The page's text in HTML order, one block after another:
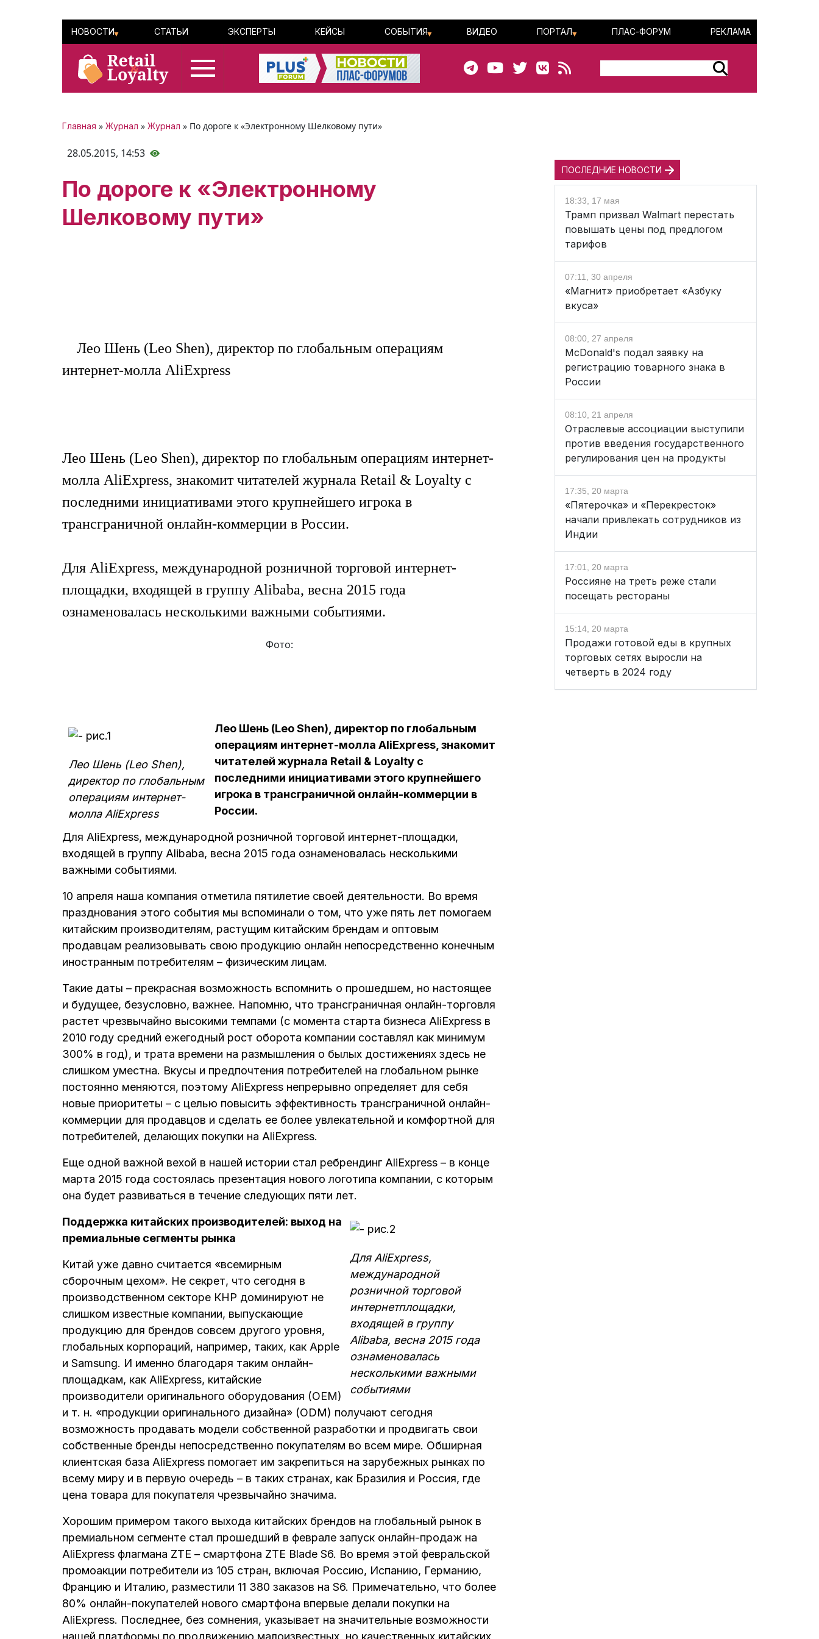
НОВОСТИ СТАТЬИ ЭКСПЕРТЫ КЕЙСЫ СОБЫТИЯ ВИДЕО ПОРТАЛ ПЛАС-ФОРУМ РЕКЛАМА
Главная » Журнал » Журнал » По дороге к «Электронному Шелковому пути»
28.05.2015, 14:53
По дороге к «Электронному
Шелковому пути»
Лео Шень (Leo Shen), директор по глобальным операциям
интернет-молла AliExpress
Лео Шень (Leo Shen), директор по глобальным операциям интернет-
молла AliExpress, знакомит читателей журнала Retail & Loyalty с
последними инициативами этого крупнейшего игрока в
трансграничной онлайн-коммерции в России.
Для AliExpress, международной розничной торговой интернет-
площадки, входящей в группу Alibaba, весна 2015 года
ознаменовалась несколькими важными событиями.
Фото:
Лео Шень (Leo Shen),
директор по глобальным
операциям интернет-
молла AliExpress
Лео Шень (Leo Shen), директор по глобальным
операциям интернет-молла AliExpress, знакомит
читателей журнала Retail & Loyalty с
последними инициативами этого крупнейшего
игрока в трансграничной онлайн-коммерции в
России.
Для AliExpress, международной розничной торговой интернет-площадки,
входящей в группу Alibaba, весна 2015 года ознаменовалась несколькими
важными событиями.
10 апреля наша компания отметила пятилетие своей деятельности. Во время
празднования этого события мы вспоминали о том, что уже пять лет помогаем
китайским производителям, растущим китайским брендам и оптовым
продавцам реализовывать свою продукцию онлайн непосредственно конечным
иностранным потребителям – физическим лицам.
Такие даты – прекрасная возможность вспомнить о прошедшем, но настоящее
и будущее, безусловно, важнее. Напомню, что трансграничная онлайн-торговля
растет чрезвычайно высокими темпами (с момента старта бизнеса AliExpress в
2010 году средний ежегодный рост оборота компании составлял как минимум
300% в год), и трата времени на размышления о былых достижениях здесь не
слишком уместна. Вкусы и предпочтения потребителей на глобальном рынке
постоянно меняются, поэтому AliExpress непрерывно определяет для себя
новые приоритеты – с целью повысить эффективность трансграничной онлайн-
коммерции для продавцов и сделать ее более увлекательной и комфортной для
потребителей, делающих покупки на AliExpress.
Еще одной важной вехой в нашей истории стал ребрендинг AliExpress – в конце
марта 2015 года состоялась презентация нового логотипа компании, с которым
она будет развиваться в течение следующих пяти лет.
Для AliExpress,
международной
розничной торговой
интернетплощадки,
входящей в группу
Alibaba, весна 2015 года
ознаменовалась
несколькими важными
событиями
Поддержка китайских производителей: выход на
премиальные сегменты рынка
Китай уже давно считается «всемирным
сборочным цехом». Не секрет, что сегодня в
производственном секторе КНР доминируют не
слишком известные компании, выпускающие
продукцию для брендов совсем другого уровня,
глобальных корпораций, например, таких, как Apple
и Samsung. И именно благодаря таким онлайн-
площадкам, как AliExpress, китайские
производители оригинального оборудования (OEM)
и т. н. «продукции оригинального дизайна» (ODM) получают сегодня
возможность продавать модели собственной разработки и продвигать свои
собственные бренды непосредственно покупателям во всем мире. Обширная
клиентская база AliExpress помогает им закрепиться на зарубежных рынках по
всему миру и в первую очередь – в таких странах, как Бразилия и Россия, где
цена товара для покупателя чрезвычайно значима.
Хорошим примером такого выхода китайских брендов на глобальный рынок в
премиальном сегменте стал прошедший в феврале запуск онлайн-продаж на
AliExpress флагмана ZTE – смартфона ZTE Blade S6. Во время этой февральской
промоакции потребители из 105 стран, включая Россию, Испанию, Германию,
Францию и Италию, разместили 11 380 заказов на S6. Примечательно, что более
80% онлайн-покупателей нового смартфона впервые делали покупки на
AliExpress. Последнее, без сомнения, указывает на значительные возможности
нашей платформы по продвижению малоизвестных, но качественных китайских
ПОСЛЕДНИЕ НОВОСТИ
18:33, 17 мая
Трамп призвал Walmart перестать
повышать цены под предлогом
тарифов
07:11, 30 апреля
«Магнит» приобретает «Азбуку
вкуса»
08:00, 27 апреля
McDonald's подал заявку на
регистрацию товарного знака в
России
08:10, 21 апреля
Отраслевые ассоциации выступили
против введения государственного
регулирования цен на продукты
17:35, 20 марта
«Пятерочка» и «Перекресток»
начали привлекать сотрудников из
Индии
17:01, 20 марта
Россияне на треть реже стали
посещать рестораны
15:14, 20 марта
Продажи готовой еды в крупных
торговых сетях выросли на
четверть в 2024 году